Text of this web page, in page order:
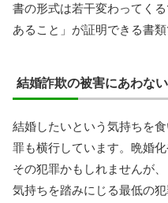
書の形式は若干変わってく
あること」が証明できる書
結婚詐欺の被害にあわな
結婚したいという気持ちを
罪も横行しています。晩婚
その犯罪かもしれませんが
気持ちを踏みにじる最低の